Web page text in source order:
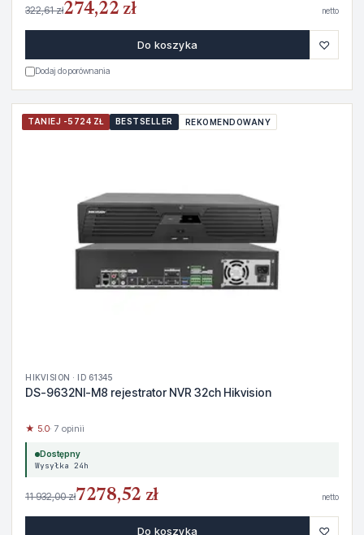
322,61 zł274,22 zł netto
Do koszyka ♡
Dodaj do porównania
TANIEJ -5724 ZŁ BESTSELLER REKOMENDOWANY
HIKVISION · ID 61345
DS-9632NI-M8 rejestrator NVR 32ch Hikvision
★ 5.0· 7 opinii
Dostępny
Wysyłka 24h
11 932,00 zł7278,52 zł netto
Do koszyka ♡